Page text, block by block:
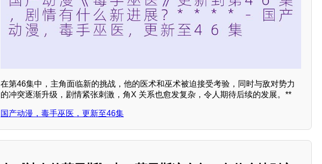
在第46集中，主角面临新的挑战，他的医术和巫术被迫接受考验，同时与敌对势力
的冲突逐渐升级，剧情紧张刺激，角X 关系也愈发复杂，令人期待后续的发展。**
国产动漫，毒手巫医，更新至46集